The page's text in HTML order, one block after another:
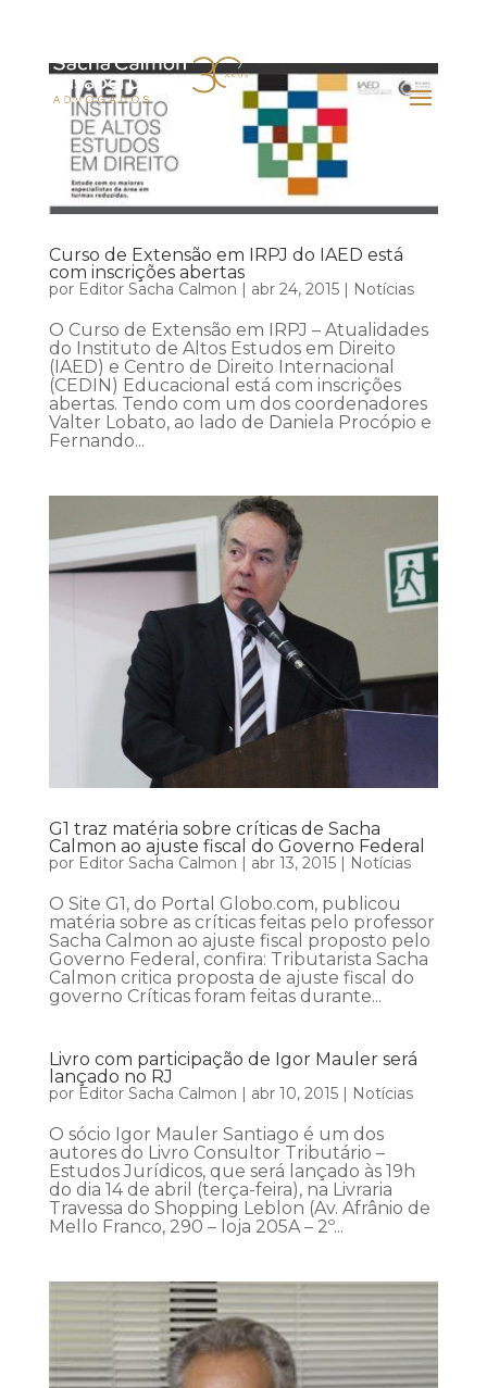
Curso de Extensão em IRPJ do IAED está
com inscrições abertas
por Editor Sacha Calmon | abr 24, 2015| Notícias
O Curso de Extensão em IRPJ – Atualidades
do Instituto de Altos Estudos em Direito
(IAED) e Centro de Direito Internacional
(CEDIN) Educacional está com inscrições
abertas. Tendo com um dos coordenadores
Valter Lobato, ao lado de Daniela Procópio e
Fernando...
G1 traz matéria sobre críticas de Sacha
Calmon ao ajuste fiscal do Governo Federal
por Editor Sacha Calmon | abr 13, 2015| Notícias
O Site G1, do Portal Globo.com, publicou
matéria sobre as críticas feitas pelo professor
Sacha Calmon ao ajuste fiscal proposto pelo
Governo Federal, confira: Tributarista Sacha
Calmon critica proposta de ajuste fiscal do
governo Críticas foram feitas durante...
Livro com participação de Igor Mauler será
lançado no RJ
por Editor Sacha Calmon | abr 10, 2015| Notícias
O sócio Igor Mauler Santiago é um dos
autores do Livro Consultor Tributário –
Estudos Jurídicos, que será lançado às 19h
do dia 14 de abril (terça-feira), na Livraria
Travessa do Shopping Leblon (Av. Afrânio de
Mello Franco, 290 – loja 205A – 2º...